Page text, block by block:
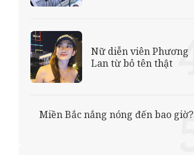
Nữ diễn viên Phương
Lan từ bỏ tên thật
Miền Bắc nắng nóng đến bao giờ?